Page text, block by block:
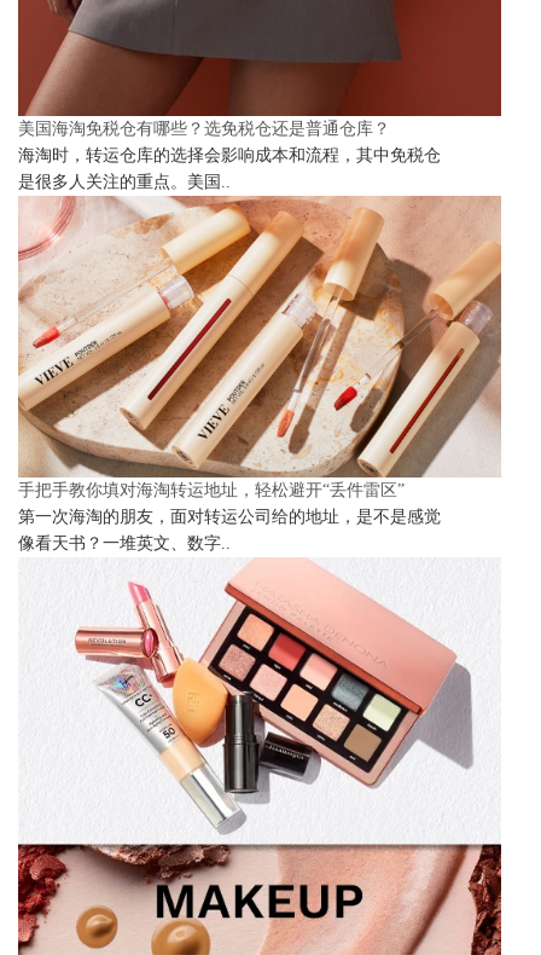
美国海淘免税仓有哪些？选免税仓还是普通仓库？
海淘时，转运仓库的选择会影响成本和流程，其中免税仓
是很多人关注的重点。美国..
手把手教你填对海淘转运地址，轻松避开“丢件雷区”
第一次海淘的朋友，面对转运公司给的地址，是不是感觉
像看天书？一堆英文、数字..